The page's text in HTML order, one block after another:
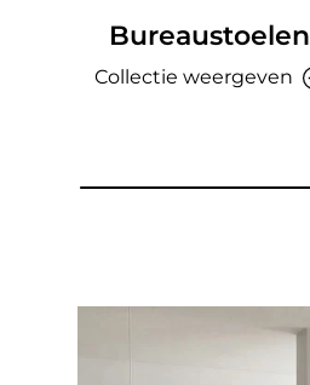
Bureaustoelen
Collectie weergeven